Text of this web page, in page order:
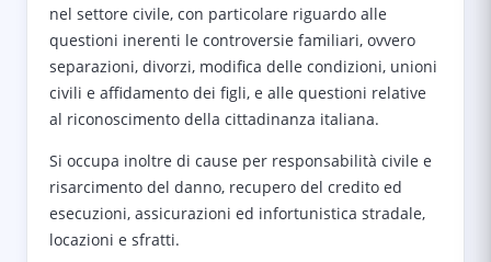
nel settore civile, con particolare riguardo alle
questioni inerenti le controversie familiari, ovvero
separazioni, divorzi, modifica delle condizioni, unioni
civili e affidamento dei figli, e alle questioni relative
al riconoscimento della cittadinanza italiana.
Si occupa inoltre di cause per responsabilità civile e
risarcimento del danno, recupero del credito ed
esecuzioni, assicurazioni ed infortunistica stradale,
locazioni e sfratti.